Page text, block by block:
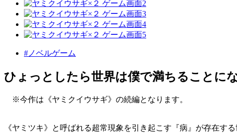
#ノベルゲーム
ひょっとしたら世界は僕で満ちることに
※今作は《ヤミクイウサギ》の続編となります。
《ヤミツキ》と呼ばれる超常現象を引き起こす『病』が存在す